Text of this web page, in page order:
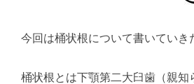
今回は桶状根について書いていき
桶状根とは下顎第二大臼歯（親